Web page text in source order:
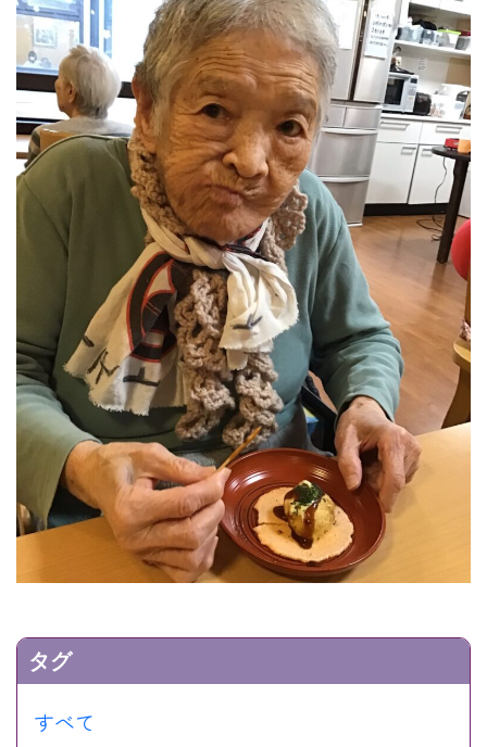
タグ
すべて